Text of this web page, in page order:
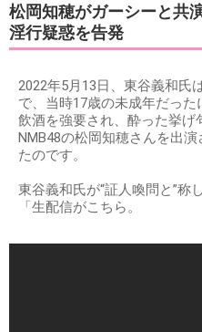
松岡知穂がガーシーと共
淫行疑惑を告発
2022年5月13日、東谷義和氏
で、当時17歳の未成年だっ
飲酒を強要され、酔った挙げ
NMB48の松岡知穂さんを出
たのです。
東谷義和氏が“証人喚問と”称
「生配信がこちら。